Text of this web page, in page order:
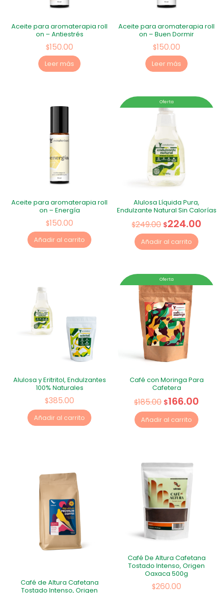
Aceite para aromaterapia roll
on – Antiestrés
$150.00
Leer más
Aceite para aromaterapia roll
on – Buen Dormir
$150.00
Leer más
Aceite para aromaterapia roll
on – Energía
$150.00
Añadir al carrito
Oferta
Alulosa Líquida Pura,
Endulzante Natural Sin Calorías
$249.00 $224.00
Añadir al carrito
Alulosa y Eritritol, Endulzantes
100% Naturales
$385.00
Añadir al carrito
Oferta
Café con Moringa Para
Cafetera
$185.00 $166.00
Añadir al carrito
Café de Altura Cafetana
Tostado Intenso, Origen
Café De Altura Cafetana
Tostado Intenso, Origen
Oaxaca 500g
$260.00